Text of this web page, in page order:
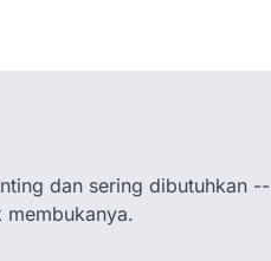
dan sering dibutuhkan --